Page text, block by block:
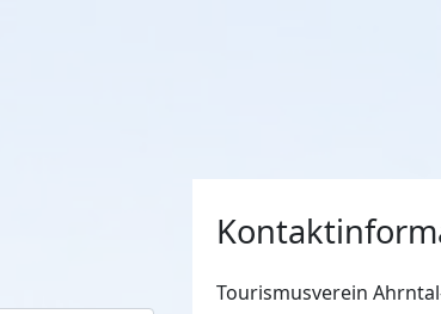
Tourismusverein